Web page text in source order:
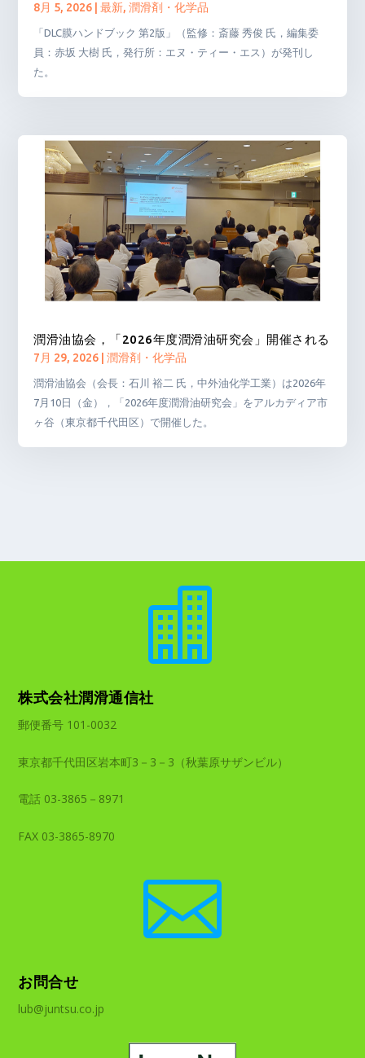
8月 5, 2026 |最新,潤滑剤・化学品
「DLC膜ハンドブック 第2版」（監修：斎藤 秀俊 氏，編集委
員：赤坂 大樹 氏，発行所：エヌ・ティー・エス）が発刊し
た。
潤滑油協会，「2026年度潤滑油研究会」開催される
7月 29, 2026 |潤滑剤・化学品
潤滑油協会（会長：石川 裕二 氏，中外油化学工業）は2026年
7月10日（金），「2026年度潤滑油研究会」をアルカディア市
ヶ谷（東京都千代田区）で開催した。

株式会社潤滑通信社
郵便番号 101-0032
東京都千代田区岩本町3－3－3（秋葉原サザンビル）
電話 03-3865－8971
FAX 03-3865-8970

お問合せ
lub@juntsu.co.jp